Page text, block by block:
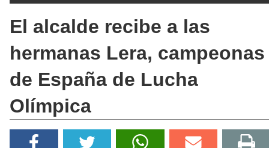
El alcalde recibe a las
hermanas Lera, campeonas
de España de Lucha
Olímpica